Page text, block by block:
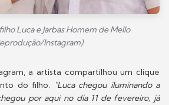
Luca e Jarbas Homem de Mello
Instagram)
a artista compartilhou um clique
do filho. "Luca chegou iluminando a
por aqui no dia 11 de fevereiro, já